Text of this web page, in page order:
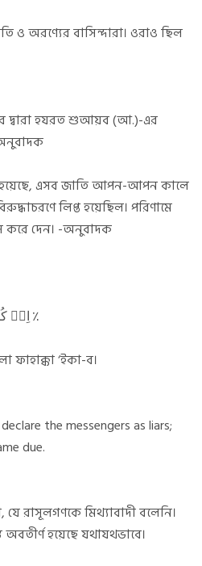
ও অরণ্যের বাসিন্দারা। ওরাও ছিল
দ্বারা হযরত শুআয়ব (আ.)-এর
এসব জাতি আপন-আপন কালে
লিপ্ত হয়েছিল। পরিণামে
করে দেন। -অনুবাদক
اِنۡ کُلٌّ اِلَّا کَذَّبَ الرُّسُلَ فَحَقَّ عِقَابِ ٪
ফাহাক্কা ‘ইকা-ব।
the messengers as liars;
due.
রাসূলগণকে মিথ্যাবাদী বলেনি।
হয়েছে যথাযথভাবে।